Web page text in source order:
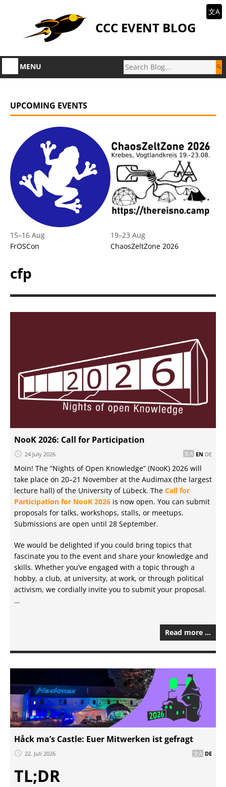
CCC EVENT BLOG
文A
MENU
UPCOMING EVENTS
15–16 Aug
FrOSCon
19–23 Aug
ChaosZeltZone 2026
cfp
NooK 2026: Call for Participation
24 July 2026 EN DE
Moin! The “Nights of Open Knowledge” (NooK) 2026 will
take place on 20–⁠21 November at the Audimax (the largest
lecture hall) of the University of Lübeck. The Call for
Participation for NooK 2026 is now open. You can submit
proposals for talks, workshops, stalls, or meetups.
Submissions are open until 28 September.
We would be delighted if you could bring topics that
fascinate you to the event and share your knowledge and
skills. Whether you’ve engaged with a topic through a
hobby, a club, at university, at work, or through political
activism, we cordially invite you to submit your proposal.
…
Read more …
Håck ma’s Castle: Euer Mitwerken ist gefragt
22. Juli 2026 DE
TL;DR